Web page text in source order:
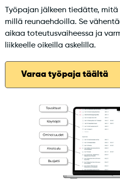
Työpajan jälkeen tiedätte,
millä reunaehdoilla. Se
aikaa toteutusvaiheessa ja
liikkeelle oikeilla askelilla.
Varaa työpaja täältä